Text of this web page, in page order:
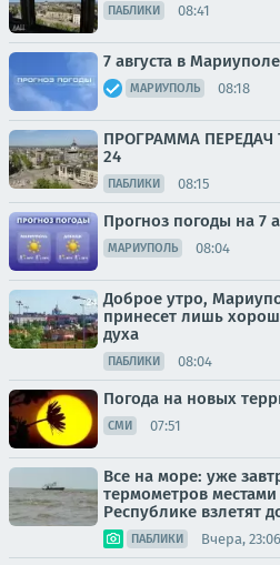
ПАБЛИКИ 08:41
7 августа в
МАРИУПОЛЬ 08:18
ПРОГРАММА
24
ПАБЛИКИ 08:15
Прогноз погоды на 7
МАРИУПОЛЬ 08:04
Доброе утро,
принесет лишь
духа
ПАБЛИКИ 08:04
Погода на новых
СМИ 07:51
Все на море: уже
термометров
Республике взлетят
ПАБЛИКИ Вчера, 23:06